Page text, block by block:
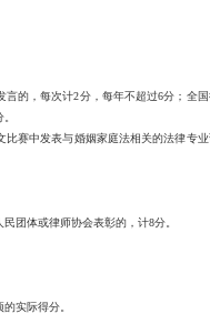
的，每次计2分，每年不超过6分；全
赛中发表与婚姻家庭法相关的法律专业
团体或律师协会表彰的，计8分。
实际得分。